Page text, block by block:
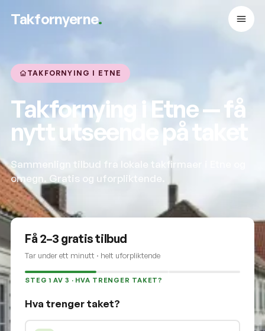
Takfornyerne.
TAKFORNYING I ETNE
Takfornying i Etne — få
nytt utseende på taket
Sammenlign tilbud fra lokale takfirmaer i Etne og
omegn. Gratis og uforpliktende.
Få 2–3 gratis tilbud
Tar under ett minutt · helt uforpliktende
STEG 1 AV 3 · HVA TRENGER TAKET?
Hva trenger taket?